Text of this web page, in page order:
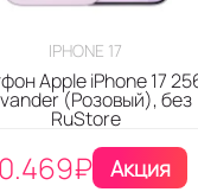
IPHONE 17
Apple iPhone 17
(Розовый), без
RuStore
₽ Акция